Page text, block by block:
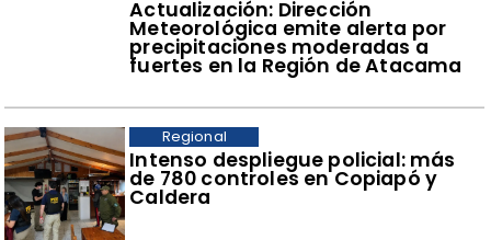
Actualización: Dirección
Meteorológica emite alerta por
precipitaciones moderadas a
fuertes en la Región de Atacama
Intenso despliegue policial: más
de 780 controles en Copiapó y
Caldera
Regional